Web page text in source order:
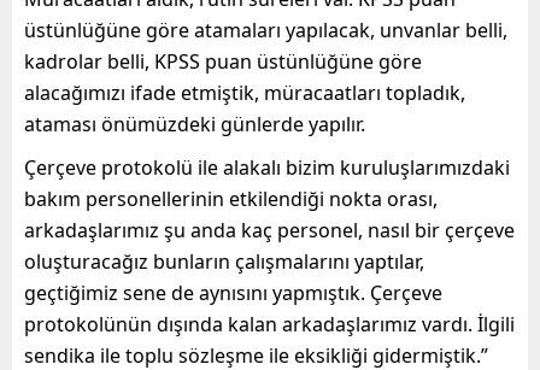
üstünlüğüne göre atamaları yapılacak, unvanlar belli,
kadrolar belli, KPSS puan üstünlüğüne göre
alacağımızı ifade etmiştik, müracaatları topladık,
ataması önümüzdeki günlerde yapılır.
Çerçeve protokolü ile alakalı bizim kuruluşlarımızdaki
bakım personellerinin etkilendiği nokta orası,
arkadaşlarımız şu anda kaç personel, nasıl bir çerçeve
oluşturacağız bunların çalışmalarını yaptılar,
geçtiğimiz sene de aynısını yapmıştık. Çerçeve
protokolünün dışında kalan arkadaşlarımız vardı. İlgili
sendika ile toplu sözleşme ile eksikliği gidermiştik.”